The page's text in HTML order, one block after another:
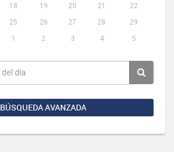
18 19 20 21
22
25 26 27 28
29
1 2 3 4 5
BÚSQUEDA AVANZADA